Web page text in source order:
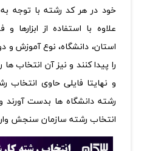
خود در هر کد رشته با توجه
علاوه با استفاده از ابزارها
استان، دانشگاه، نوع آموزش
را پیدا کنند و نیز آن انتخاب
و نهایتا فایلی حاوی انتخاب
رشته دانشگاه ها بدست
انتخاب رشته سازمان سنجش